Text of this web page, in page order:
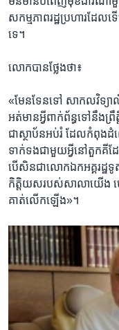
សកម្មភាព​រដ្ឋ​ប្រហារ​ដែល​
ទេ។
លោក​បាន​ថ្លែង​ថា៖​
«មែន​ទែន​ទៅ​ សាកលវិទ្យ
អត់​មាន​អ្វី​ពាក់​ព័ន្ធ​ទៅ​នឹង​ព្
ជា​ស្ថាប័ន​អប់រំ ​ដែល​កំពុង​
ទាក់ទង​ជាមួយ​អ្វី​នៅ​តួកគី​
បើសិន​ជា​លោក​ឯក​អគ្គរដ្ឋ​ទូ
កិត្តិយស​របស់​សាលា​យើង​ ហ
គាត់​លើក​ឡើង»។​